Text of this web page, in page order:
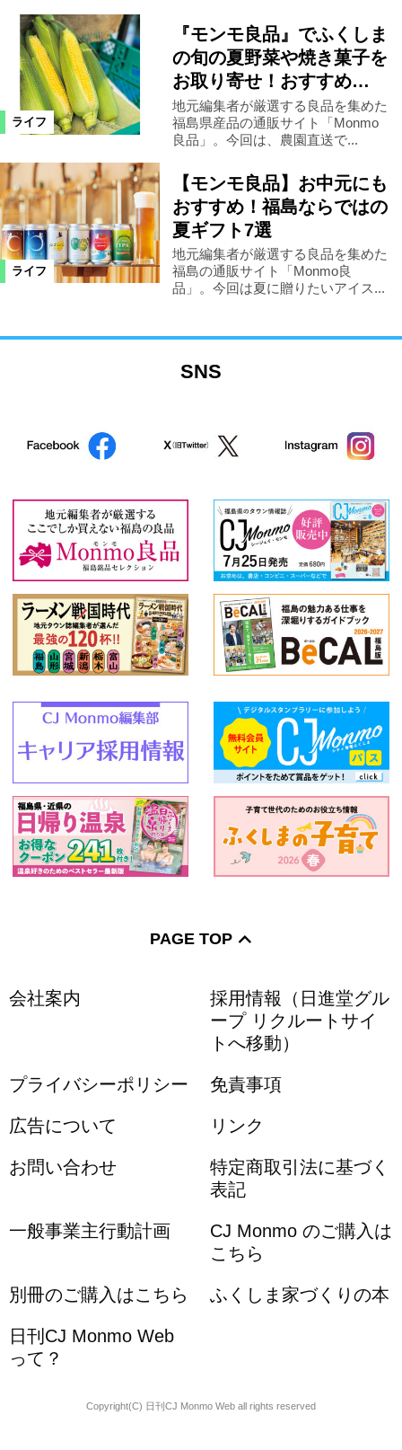
ライフ
『モンモ良品』でふくしま
の旬の夏野菜や焼き菓子を
お取り寄せ！おすすめ…
地元編集者が厳選する良品を集めた
福島県産品の通販サイト「Monmo
良品」。今回は、農園直送で...
ライフ
【モンモ良品】お中元にも
おすすめ！福島ならではの
夏ギフト7選
地元編集者が厳選する良品を集めた
福島の通販サイト「Monmo良
品」。今回は夏に贈りたいアイス...
SNS
PAGE TOP
会社案内
採用情報（日進堂グル
ープ リクルートサイ
トへ移動）
プライバシーポリシー 免責事項
広告について リンク
お問い合わせ
特定商取引法に基づく
表記
一般事業主行動計画
CJ Monmo のご購入は
こちら
別冊のご購入はこちら ふくしま家づくりの本
日刊CJ Monmo Web
って？
Copyright(C) 日刊CJ Monmo Web all rights reserved